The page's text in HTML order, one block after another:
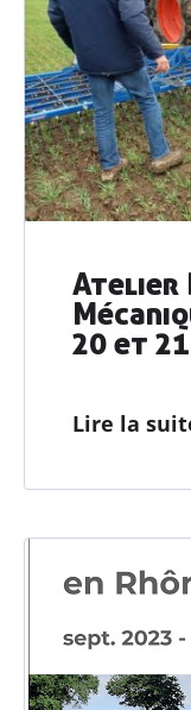
Atelier
20 et
Lire la